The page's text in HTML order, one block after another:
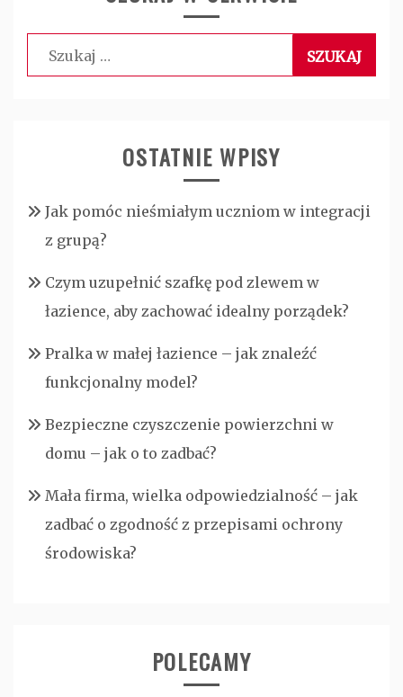
Szukaj:
OSTATNIE WPISY
Jak pomóc nieśmiałym uczniom w integracji
z grupą?
Czym uzupełnić szafkę pod zlewem w
łazience, aby zachować idealny porządek?
Pralka w małej łazience – jak znaleźć
funkcjonalny model?
Bezpieczne czyszczenie powierzchni w
domu – jak o to zadbać?
Mała firma, wielka odpowiedzialność – jak
zadbać o zgodność z przepisami ochrony
środowiska?
POLECAMY